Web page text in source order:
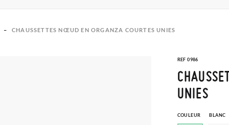
CHAUSSETTES NŒUD EN ORGANZA COURTES UNIES
REF 0986
UNIES
COULEUR BLANC